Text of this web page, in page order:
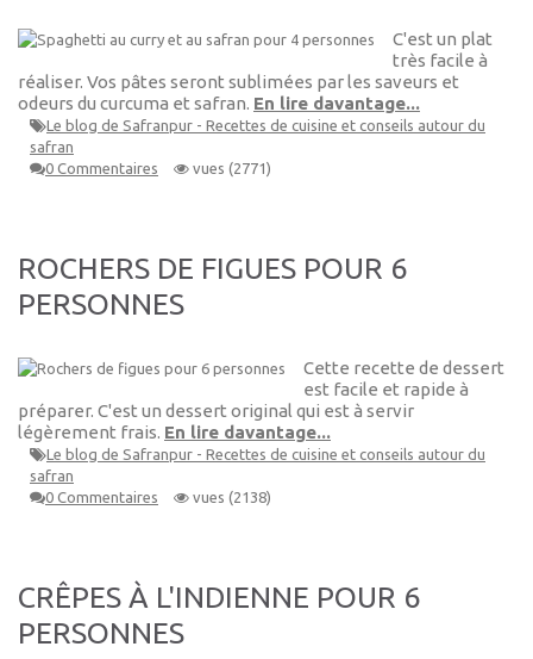
C'est un plat
très facile à
réaliser. Vos pâtes seront sublimées par les saveurs et
odeurs du curcuma et safran. En lire davantage...
Le blog de Safranpur - Recettes de cuisine et conseils autour du
safran
0 Commentaires
vues (2771)
ROCHERS DE FIGUES POUR 6
PERSONNES
Cette recette de dessert
est facile et rapide à
préparer. C'est un dessert original qui est à servir
légèrement frais. En lire davantage...
Le blog de Safranpur - Recettes de cuisine et conseils autour du
safran
0 Commentaires
vues (2138)
CRÊPES À L'INDIENNE POUR 6
PERSONNES